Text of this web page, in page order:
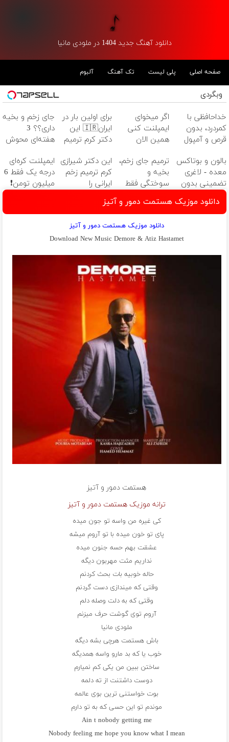
دانلود آهنگ جدید 1404 در ملودی مانیا
صفحه اصلی پلی لیست تک آهنگ آلبوم
وبگردی
خداحافظی با
کمردرد، بدون
قرص و آمپول
اگر میخوای
ایمپلنت کنی
همین الان
۲۵ میلیون
تومان!!!
برای اولین بار در
ایران🇮🇷 این
دکتر کرم ترمیم
ساخت!
جای زخم و بخیه
داری؟؟ 3
هفته‌ای محوش
بالون و بوتاکس
معده - لاغری
تضمینی بدون
جراحی
ترمیم جای زخم،
بخیه و
سوختگی فقط
این دکتر شیرازی
کرم ترمیم زخم
ایرانی را
ایمپلنت کره‌ای
درجه یک فقط 6
میلیون تومن❗
دانلود موزیک هستمت دمور و آتیز
دانلود موزیک هستمت دمور و آتیز
Download New Music Demore & Atiz Hastamet
هستمت دمور و آتیز
ترانه موزیک هستمت دمور و آتیز
کی غیره من واسه تو جون میده
پای تو خون میده با تو آروم میشه
عشقت بهم حسه جنون میده
نداریم مثت مهربون دیگه
حاله خوبیه بات بحث کردنم
وقتی که میندازی دست گردنم
وقتی که به دلت وصله دلم
آروم توی گوشت حرف میزنم
ملودی مانیا
باش هستمت هرچی بشه دیگه
خوب یا که بد مارو واسه همدیگه
ساختن ببین من یکی کم نمیارم
دوست داشتنت از ته دلمه
بوت خواستنی ترین بوی عالمه
موندم تو این حسی که به تو دارم
Ain t nobody getting me
Nobody feeling me hope you know what I mean